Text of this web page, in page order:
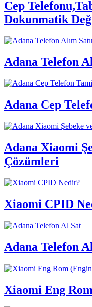
Cep
Dokunmatik
Adana Telefon
Adana Cep
Adana Xiaomi
Çözümleri
Xiaomi CPID
Adana Telefon
Xiaomi Eng